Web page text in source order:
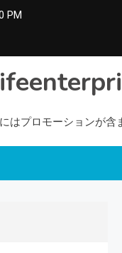
PM
はプロモーションが含